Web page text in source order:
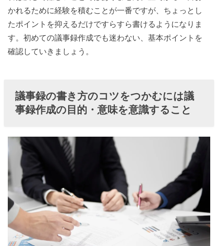
識すること
› わかりやすい
会議議事録の
書き方・5つの
事録の
書き
ツ①会
議の要
的を忘
れない
» 会議議
事録の
かれるために経験を積むことが一番ですが、ちょっとし
たポイントを抑えるだけですらすら書けるようになりま
す。初めての議事録作成でも迷わない、基本ポイントを
確認していきましょう。
議事録の書き方のコツをつかむには議
事録作成の目的・意味を意識すること